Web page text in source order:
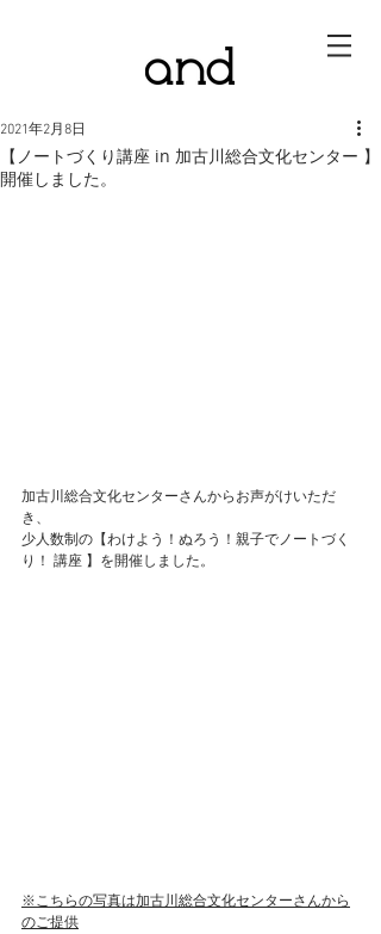
【ノートづくり講座 in 加古川総合文化センター 】
開催しました。
2021年2月8日
加古川総合文化センターさんからお声がけいただ
き、
少人数制の【わけよう！ぬろう！親子でノートづく
り！ 講座 】を開催しました。
※こちらの写真は加古川総合文化センターさんから
のご提供